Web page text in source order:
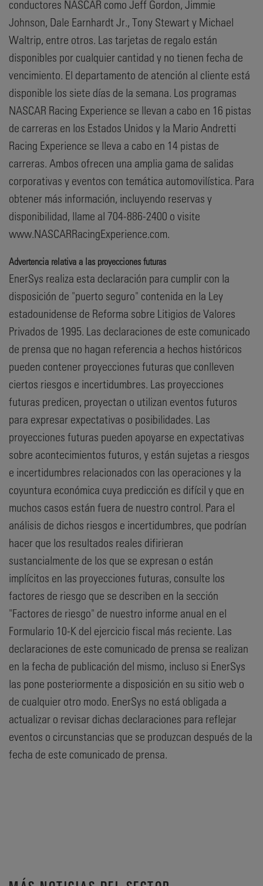
conductores NASCAR como Jeff Gordon, Jimmie
Johnson, Dale Earnhardt Jr., Tony Stewart y Michael
Waltrip, entre otros. Las tarjetas de regalo están
disponibles por cualquier cantidad y no tienen fecha de
vencimiento. El departamento de atención al cliente está
disponible los siete días de la semana. Los programas
NASCAR Racing Experience se llevan a cabo en 16 pistas
de carreras en los Estados Unidos y la Mario Andretti
Racing Experience se lleva a cabo en 14 pistas de
carreras. Ambos ofrecen una amplia gama de salidas
corporativas y eventos con temática automovilística. Para
obtener más información, incluyendo reservas y
disponibilidad, llame al 704-886-2400 o visite
www.NASCARRacingExperience.com.
Advertencia relativa a las proyecciones futuras
EnerSys realiza esta declaración para cumplir con la
disposición de "puerto seguro" contenida en la Ley
estadounidense de Reforma sobre Litigios de Valores
Privados de 1995. Las declaraciones de este comunicado
de prensa que no hagan referencia a hechos históricos
pueden contener proyecciones futuras que conlleven
ciertos riesgos e incertidumbres. Las proyecciones
futuras predicen, proyectan o utilizan eventos futuros
para expresar expectativas o posibilidades. Las
proyecciones futuras pueden apoyarse en expectativas
sobre acontecimientos futuros, y están sujetas a riesgos
e incertidumbres relacionados con las operaciones y la
coyuntura económica cuya predicción es difícil y que en
muchos casos están fuera de nuestro control. Para el
análisis de dichos riesgos e incertidumbres, que podrían
hacer que los resultados reales difirieran
sustancialmente de los que se expresan o están
implícitos en las proyecciones futuras, consulte los
factores de riesgo que se describen en la sección
"Factores de riesgo" de nuestro informe anual en el
Formulario 10-K del ejercicio fiscal más reciente. Las
declaraciones de este comunicado de prensa se realizan
en la fecha de publicación del mismo, incluso si EnerSys
las pone posteriormente a disposición en su sitio web o
de cualquier otro modo. EnerSys no está obligada a
actualizar o revisar dichas declaraciones para reflejar
eventos o circunstancias que se produzcan después de la
fecha de este comunicado de prensa.